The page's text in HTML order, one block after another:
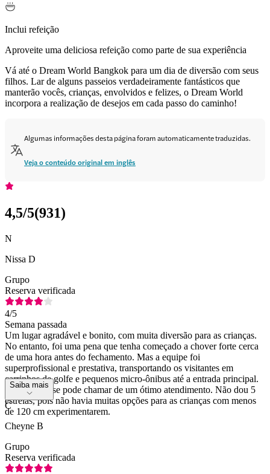
Inclui refeição
Aproveite uma deliciosa refeição como parte de sua experiência
Vá até o Dream World Bangkok para um dia de diversão com seus
filhos. Lar de alguns passeios verdadeiramente fantásticos que
manterão vocês, crianças, envolvidos e felizes, o Dream World
incorpora a realização de desejos em cada passo do caminho!
Algumas informações desta página foram automaticamente traduzidas.
Veja o conteúdo original em inglês
4,5/5(931)
N
Nissa D
Grupo
Reserva verificada
4/5
Semana passada
Um lugar agradável e bonito, com muita diversão para as crianças.
No entanto, foi uma pena que tenha começado a chover forte cerca
de uma hora antes do fechamento. Mas a equipe foi
superprofissional e prestativa, transportando os visitantes em
carrinhos de golfe e pequenos micro-ônibus até a entrada principal.
Isso é o que se pode chamar de um ótimo atendimento. Não dou 5
estrelas, pois não havia muitas opções para as crianças com menos
de 120 cm experimentarem.
Saiba mais
C
Cheyne B
Grupo
Reserva verificada